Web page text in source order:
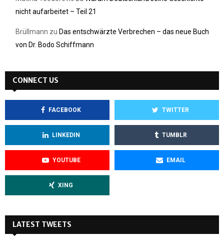
nicht aufarbeitet – Teil 21
Brüllmann zu Das entschwärzte Verbrechen – das neue Buch
von Dr. Bodo Schiffmann
CONNECT US
FACEBOOK TWITTER
LINKEDIN TUMBLR
YOUTUBE EMAIL
XING
LATEST TWEETS